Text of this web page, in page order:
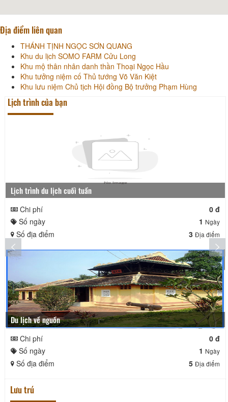
Địa điểm liên quan
THÁNH TỊNH NGỌC SƠN QUANG
Khu du lịch SOMO FARM Cửu Long
Khu mộ thân nhân danh thần Thoại Ngọc Hầu
Khu tưởng niệm cố Thủ tướng Võ Văn Kiệt
Khu lưu niệm Chủ tịch Hội đồng Bộ trưởng Phạm Hùng
Lịch trình của bạn
Lịch trình du lịch cuối tuần
Chi phí
0 đ
Số ngày
1 Ngày
Số địa điểm 3 Địa điểm
Du lịch về nguồn
Chi phí
0 đ
Số ngày
1 Ngày
Số địa điểm 5 Địa điểm
Lưu trú